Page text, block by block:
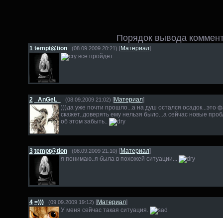
Порядок вывода
1 tempt@tion (08.09.2009 20:21) [Материал]
все пройдет.....
2 _AnGeL_ (08.09.2009 21:02) [Материал]
)))да уже почти прошло...а на душ остался осадок...это
скажет..доверять ему нельзя было...а сейчас новые
об этом забыть..
3 tempt@tion (08.09.2009 21:10) [Материал]
я понимаю..я была в похожей ситуации...
4 =))) (09.09.2009 19:12) [Материал]
У меня сейчас такая ситуация.